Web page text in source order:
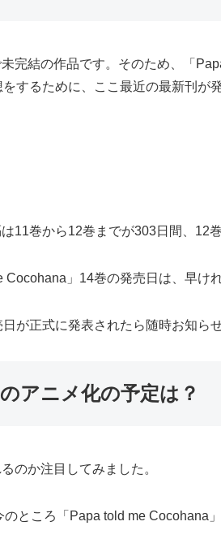
完結の作品です。そのため、「
するために、ここ最近の最新刊が
11巻から12巻までが303日間、12
」14巻の発売日は、早け
が正式に発表されたら随時お知らせ
アニメ化の予定は？
のか注目してみました。
ところ「Papa told me Cocohana